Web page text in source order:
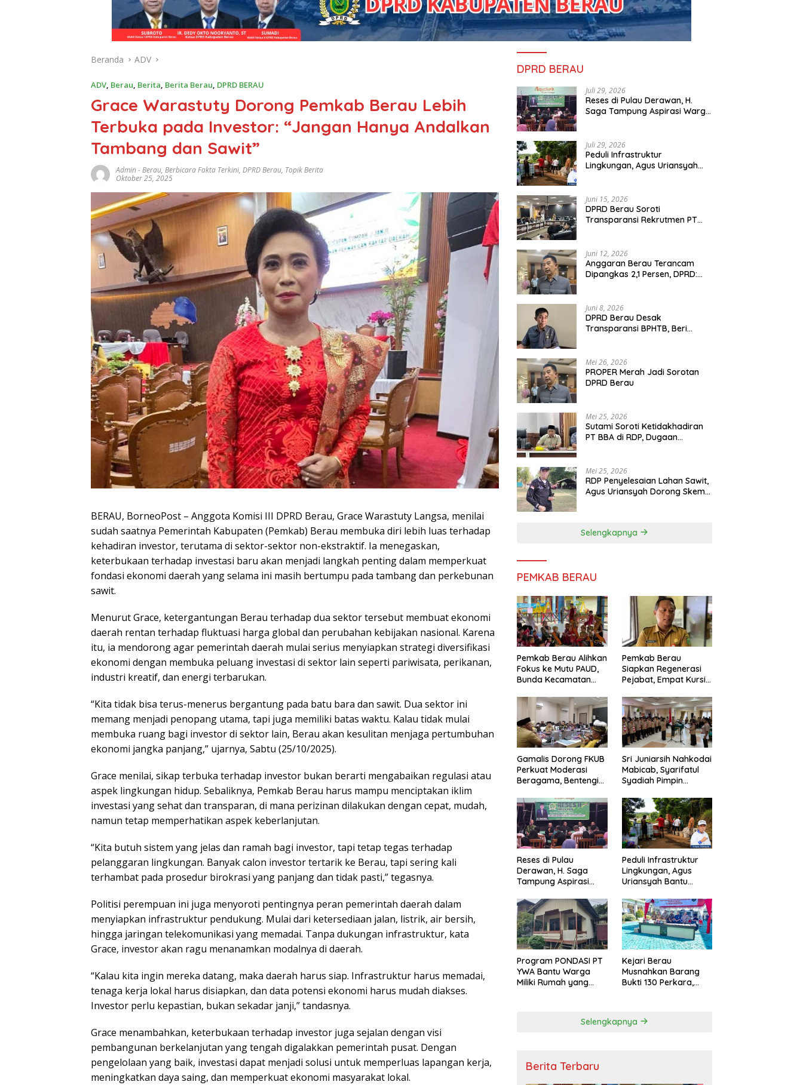
Beranda ADV
ADV, Berau, Berita, Berita Berau, DPRD BERAU
Grace Warastuty Dorong Pemkab Berau Lebih
Terbuka pada Investor: “Jangan Hanya Andalkan
Tambang dan Sawit”
Admin-Berau, Berbicara Fakta Terkini, DPRD Berau, Topik Berita
Oktober 25, 2025
BERAU, BorneoPost – Anggota Komisi III DPRD Berau, Grace Warastuty Langsa, menilai
sudah saatnya Pemerintah Kabupaten (Pemkab) Berau membuka diri lebih luas terhadap
kehadiran investor, terutama di sektor-sektor non-ekstraktif. Ia menegaskan,
keterbukaan terhadap investasi baru akan menjadi langkah penting dalam memperkuat
fondasi ekonomi daerah yang selama ini masih bertumpu pada tambang dan perkebunan
sawit.
Menurut Grace, ketergantungan Berau terhadap dua sektor tersebut membuat ekonomi
daerah rentan terhadap fluktuasi harga global dan perubahan kebijakan nasional. Karena
itu, ia mendorong agar pemerintah daerah mulai serius menyiapkan strategi diversifikasi
ekonomi dengan membuka peluang investasi di sektor lain seperti pariwisata, perikanan,
industri kreatif, dan energi terbarukan.
“Kita tidak bisa terus-menerus bergantung pada batu bara dan sawit. Dua sektor ini
memang menjadi penopang utama, tapi juga memiliki batas waktu. Kalau tidak mulai
membuka ruang bagi investor di sektor lain, Berau akan kesulitan menjaga pertumbuhan
ekonomi jangka panjang,” ujarnya, Sabtu (25/10/2025).
Grace menilai, sikap terbuka terhadap investor bukan berarti mengabaikan regulasi atau
aspek lingkungan hidup. Sebaliknya, Pemkab Berau harus mampu menciptakan iklim
investasi yang sehat dan transparan, di mana perizinan dilakukan dengan cepat, mudah,
namun tetap memperhatikan aspek keberlanjutan.
“Kita butuh sistem yang jelas dan ramah bagi investor, tapi tetap tegas terhadap
pelanggaran lingkungan. Banyak calon investor tertarik ke Berau, tapi sering kali
terhambat pada prosedur birokrasi yang panjang dan tidak pasti,” tegasnya.
Politisi perempuan ini juga menyoroti pentingnya peran pemerintah daerah dalam
menyiapkan infrastruktur pendukung. Mulai dari ketersediaan jalan, listrik, air bersih,
hingga jaringan telekomunikasi yang memadai. Tanpa dukungan infrastruktur, kata
Grace, investor akan ragu menanamkan modalnya di daerah.
“Kalau kita ingin mereka datang, maka daerah harus siap. Infrastruktur harus memadai,
tenaga kerja lokal harus disiapkan, dan data potensi ekonomi harus mudah diakses.
Investor perlu kepastian, bukan sekadar janji,” tandasnya.
Grace menambahkan, keterbukaan terhadap investor juga sejalan dengan visi
pembangunan berkelanjutan yang tengah digalakkan pemerintah pusat. Dengan
pengelolaan yang baik, investasi dapat menjadi solusi untuk memperluas lapangan kerja,
meningkatkan daya saing, dan memperkuat ekonomi masyarakat lokal.
DPRD BERAU
Juli 29, 2026
Reses di Pulau Derawan, H.
Saga Tampung Aspirasi Warga
Juli 29, 2026
Peduli Infrastruktur
Lingkungan, Agus Uriansyah
Juni 15, 2026
DPRD Berau Soroti
Transparansi Rekrutmen PT
Juni 12, 2026
Anggaran Berau Terancam
Dipangkas 2,1 Persen, DPRD:
Juni 8, 2026
DPRD Berau Desak
Transparansi BPHTB, Beri
Mei 26, 2026
PROPER Merah Jadi Sorotan
DPRD Berau
Mei 25, 2026
Sutami Soroti Ketidakhadiran
PT BBA di RDP, Dugaan
Mei 25, 2026
RDP Penyelesaian Lahan Sawit,
Agus Uriansyah Dorong Skema
Selengkapnya
PEMKAB BERAU
Pemkab Berau Alihkan
Fokus ke Mutu PAUD,
Bunda Kecamatan
Pengawasan
Pemkab Berau
Siapkan Regenerasi
Pejabat, Empat Kursi
Diisi
Gamalis Dorong FKUB
Perkuat Moderasi
Beragama, Bentengi
Pemecah Persatuan
Sri Juniarsih Nahkodai
Mabicab, Syarifatul
Syadiah Pimpin
Berau 2026–2031
Reses di Pulau
Derawan, H. Saga
Tampung Aspirasi
Masyarakat Bijak
Sikapi Efisiensi
Anggaran
Peduli Infrastruktur
Lingkungan, Agus
Uriansyah Bantu
Jalan di Gang Angsa
Program PONDASI PT
YWA Bantu Warga
Miliki Rumah yang
Kejari Berau
Musnahkan Barang
Bukti 130 Perkara,
Selengkapnya
Berita Terbaru